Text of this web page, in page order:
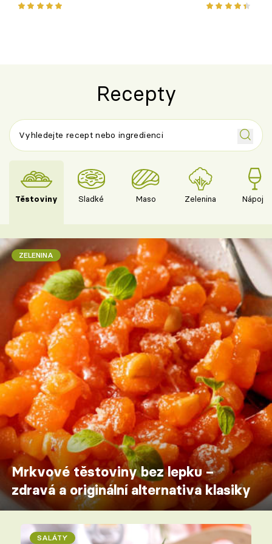
chuťovka z grilu
Recepty
Těstoviny Sladké Maso Zelenina Nápoje
ZELENINA
Mrkvové těstoviny bez lepku –
zdravá a originální alternativa klasiky
SALÁTY